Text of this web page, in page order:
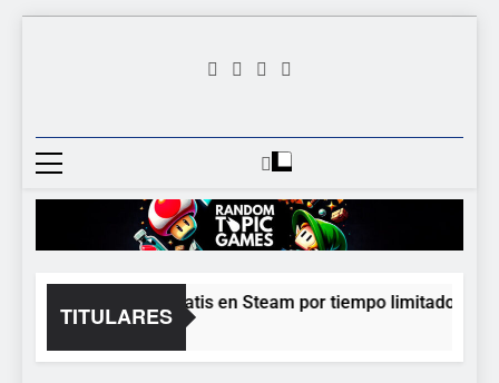
Random
Games
Videojuego Favorito
TITULARES
Moonlighter está gratis en Steam por tiempo limitado y
22 Horas Atrás